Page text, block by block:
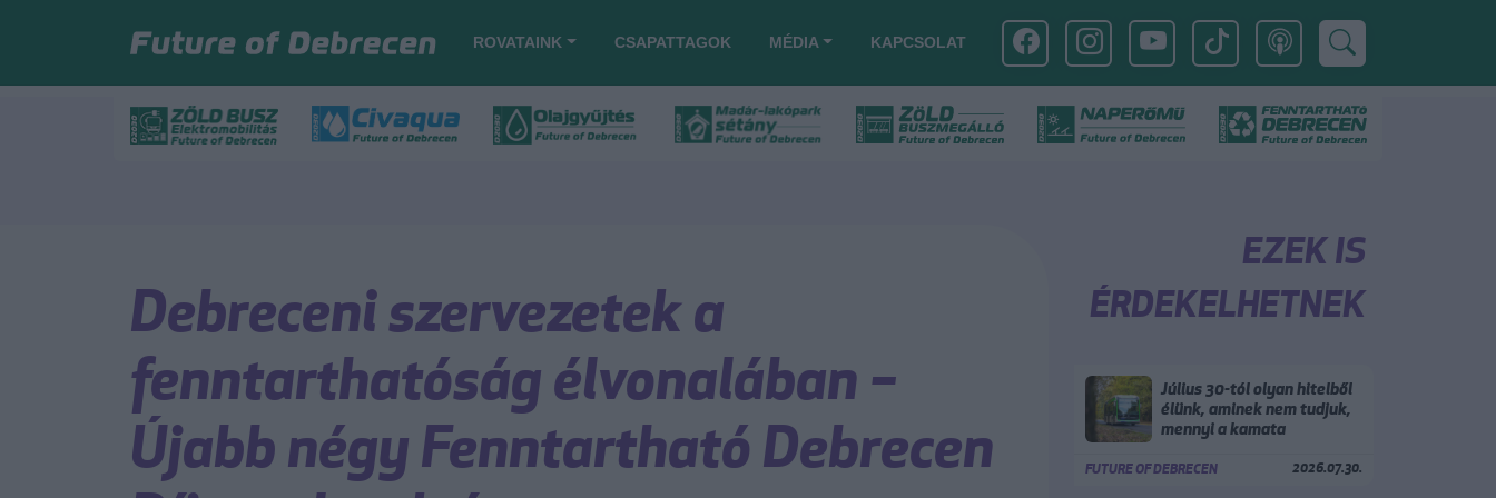
ROVATAINK CSAPATTAGOK MÉDIA KAPCSOLAT
Debreceni szervezetek a
fenntarthatóság élvonalában –
Újabb négy Fenntartható Debrecen
EZEK IS
ÉRDEKELHETNEK
Július 30-tól olyan hitelből
élünk, aminek nem tudjuk,
mennyi a kamata
FUTURE OF DEBRECEN 2026.07.30.